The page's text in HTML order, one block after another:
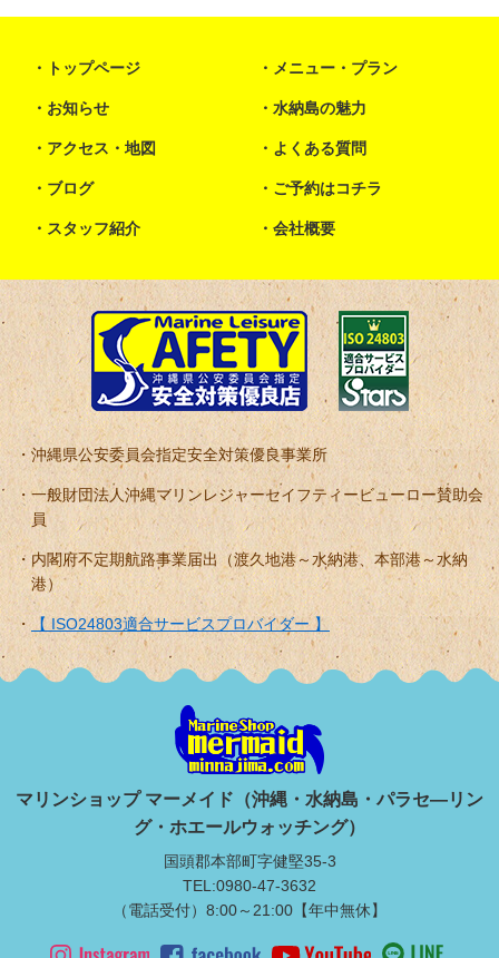
トップページ メニュー・プラン
お知らせ 水納島の魅力
アクセス・地図 よくある質問
ブログ ご予約はコチラ
スタッフ紹介 会社概要
沖縄県公安委員会指定安全対策優良事業所
一般財団法人沖縄マリンレジャーセイフティービューロー賛助会
員
内閣府不定期航路事業届出（渡久地港～水納港、本部港～水納
港）
【 ISO24803適合サービスプロバイダー 】
マリンショップ マーメイド（沖縄・水納島・パラセ―リン
グ・ホエールウォッチング）
国頭郡本部町字健堅35-3
TEL:0980-47-3632
（電話受付）8:00～21:00【年中無休】